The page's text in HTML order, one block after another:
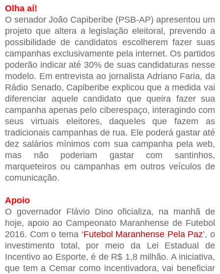
Olha aí!
O senador João Capiberibe (PSB-AP) apresentou um
projeto que altera a legislação eleitoral, prevendo a
possibilidade de candidatos escolherem fazer suas
campanhas exclusivamente pela internet. Os partidos
poderão indicar até 30% de suas candidaturas nesse
modelo. Em entrevista ao jornalista Adriano Faria, da
Rádio Senado, Capiberibe explicou que a medida vai
diferenciar aquele candidato que queira fazer sua
campanha apenas pelo ciberespaço, interagindo com
seus virtuais eleitores, daqueles que fazem as
tradicionais campanhas de rua. Ele poderá gastar até
dez salários mínimos com sua campanha pela web,
mas não poderiam gastar com santinhos,
marqueteiros ou campanhas em outros veículos de
comunicação.
Apoio
O governador Flávio Dino oficializa, na manhã de
hoje, apoio ao Campeonato Maranhense de Futebol
2016. Com o tema ‘Futebol Maranhense Pela Paz’, o
investimento total, por meio da Lei Estadual de
Incentivo ao Esporte, é de R$ 1,8 milhão. A iniciativa,
que tem a Cemar como incentivadora, vai beneficiar